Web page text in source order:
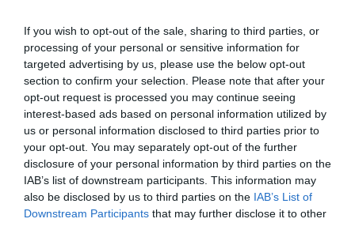
If you wish to opt-out of the sale, sharing to third parties, or
processing of your personal or sensitive information for
targeted advertising by us, please use the below opt-out
section to confirm your selection. Please note that after your
opt-out request is processed you may continue seeing
interest-based ads based on personal information utilized by
us or personal information disclosed to third parties prior to
your opt-out. You may separately opt-out of the further
disclosure of your personal information by third parties on the
IAB’s list of downstream participants. This information may
also be disclosed by us to third parties on the IAB’s List of
Downstream Participants that may further disclose it to other